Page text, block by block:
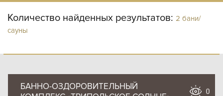
Количество найденных результатов: 2 бани/
сауны
БАННО-ОЗДОРОВИТЕЛЬНЫЙ
0